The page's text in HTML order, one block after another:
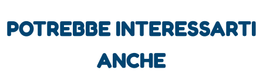
POTREBBE INTERESSARTI
ANCHE